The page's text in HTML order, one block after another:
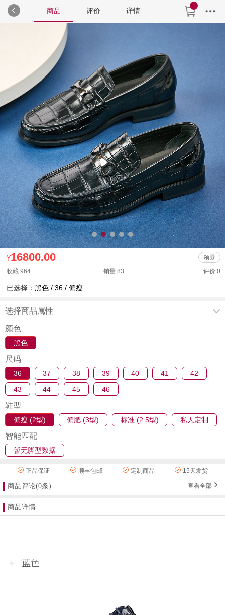
商品 评价 详情
¥16800.00
领券
收藏 964
销量 83 评价 0
已选择：黑色 / 36 / 偏瘦
选择商品属性
颜色
黑色
尺码
36 37 38 39 40 41
42
43
44 45 46
鞋型
偏瘦 (2型) 偏肥 (3型) 标准 (2.5型) 私人定制
智能匹配
暂无脚型数据
正品保证 顺丰包邮 定制商品 15天发货
商品评论(0条) 查看全部
商品详情